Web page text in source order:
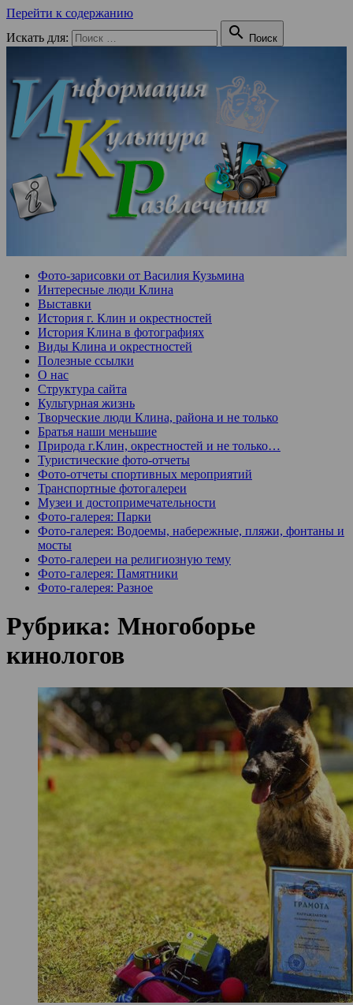
Перейти к содержанию
Искать для:
 Поиск
Фото-зарисовки от Василия Кузьмина
Интересные люди Клина
Выставки
История г. Клин и окрестностей
История Клина в фотографиях
Виды Клина и окрестностей
Полезные ссылки
О нас
Структура сайта
Культурная жизнь
Творческие люди Клина, района и не только
Братья наши меньшие
Природа г.Клин, окрестностей и не только…
Туристические фото-отчеты
Фото-отчеты спортивных мероприятий
Транспортные фотогалереи
Музеи и достопримечательности
Фото-галерея: Парки
Фото-галерея: Водоемы, набережные, пляжи, фонтаны и
мосты
Фото-галереи на религиозную тему
Фото-галерея: Памятники
Фото-галерея: Разное
Рубрика: Многоборье
кинологов